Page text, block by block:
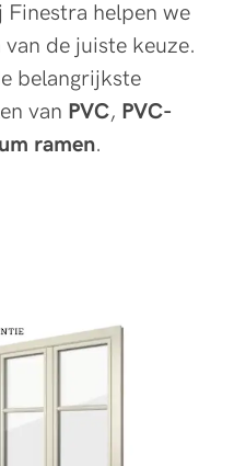
helpen we
de juiste keuze.
belangrijkste
van PVC, PVC-
ramen.